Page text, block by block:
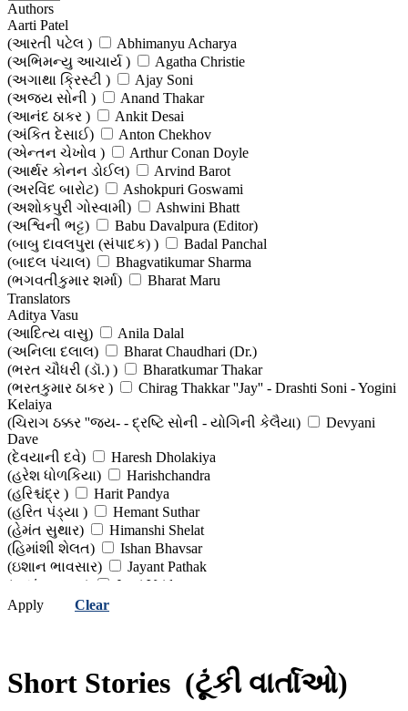
Authors
Aarti Patel
(આરતી પટેલ )
Abhimanyu Acharya
(અભિમન્યુ આચાર્ય )
Agatha Christie
(અગાથા ક્રિસ્ટી )
Ajay Soni
(અજય સોની )
Anand Thakar
(આનંદ ઠાકર )
Ankit Desai
(અંકિત દેસાઈ)
Anton Chekhov
(એન્તન ચેખોવ )
Arthur Conan Doyle
(આર્થર કોનન ડોઈલ)
Arvind Barot
(અરવિંદ બારોટ)
Ashokpuri Goswami
(અશોકપુરી ગોસ્વામી)
Ashwini Bhatt
(અશ્વિની ભટ્ટ)
Babu Davalpura (Editor)
(બાબુ દાવલપુરા (સંપાદક) )
Badal Panchal
(બાદલ પંચાલ)
Bhagvatikumar Sharma
(ભગવતીકુમાર શર્મા)
Bharat Maru
(ભરત મારુ)
()
Bindu Bhatt
(બિંદુ ભટ્ટ )
Chandrakant Bakshi
(ચંદ્રકાંત બક્ષી)
Charles Dickens
(ચાર્લ્સ ડિકન્સ)
Chinu Modi
(ચિનુ મોદી )
Chirag Vithalani
(ચિરાગ વિઠલાણી )
(ચુનીલાલ મડિયા )
Daksha Patel (Editor)
(દક્ષા પટેલ (સંપાદક))
(દલપત ચૌહાણ)
Dashrath Parmar
(દશરથ પરમાર )
Devangi Bhatt
(દેવાંગી ભટ્ટ )
Devshankar Mehta
(દેવશંકર મહેતા )
Dharmendra Trivedi
(ધર્મેન્દ્ર ત્રિવેદી )
Dhirubahen Patel
(ધીરુબહેન પટેલ)
Dhruv Bhatt
(ધ્રુવ ભટ્ટ)
Dhruv Prajapati (Editor)
(ધૂમકેતુ)
Dinkar Joshi
(એડગર એલન પો)
Edited Work
Ernest Hemingway
Translators
Aditya Vasu
(આદિત્ય વાસુ)
Anila Dalal
(અનિલા દલાલ)
Bharat Chaudhari (Dr.)
(ભરત ચૌધરી (ડૉ.) )
Bharatkumar Thakar
(ભરતકુમાર ઠાકર )
Chirag Thakkar ''Jay'' - Drashti Soni - Yogini
Kelaiya
(ચિરાગ ઠક્કર ''જય- - દ્રષ્ટિ સોની - યોગિની કેલૈયા)
Devyani
Dave
(દેવયાની દવે)
Haresh Dholakiya
(હરેશ ધોળકિયા)
Harishchandra
(હરિશ્ચંદ્ર )
Harit Pandya
(હરિત પંડ્યા )
Hemant Suthar
(હેમંત સુથાર)
Himanshi Shelat
(હિમાંશી શેલત)
Ishan Bhavsar
(ઇશાન ભાવસાર)
Jayant Pathak
(જયંત પાઠક )
Jyoti Vaidya
(જ્યોતિ વૈદ્ય )
(મફતલાલ પટેલ (ડૉ.))
Manasi Kakadia Sodha
(માનસી કાકડિયા સોઢા)
Meera Bharatkumar Shah
Apply Clear
Short Stories (ટૂંકી વાર્તાઓ)